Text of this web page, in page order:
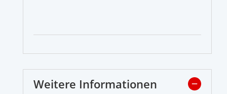
Weitere Informationen